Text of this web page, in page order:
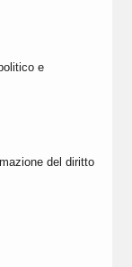
e
del diritto